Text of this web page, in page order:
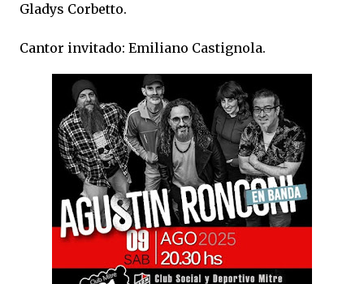
Gladys Corbetto.
Cantor invitado: Emiliano Castignola.